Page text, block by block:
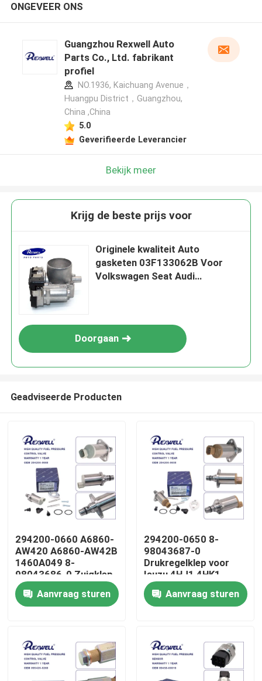
Huis
Producten
Video's
ONGEVEER ONS
Guangzhou Rexwell Auto
Parts Co., Ltd. fabrikant
profiel
NO.1936, Kaichuang Avenue，
Huangpu District，Guangzhou,
China ,China
5.0
Geverifieerde Leverancier
Bekijk meer
Krijg de beste prijs voor
Originele kwaliteit Auto
gasketen 03F133062B Voor
Volkswagen Seat Audi
Doorgaan
Geadviseerde Producten
294200-0660 A6860-
AW420 A6860-AW42B
1460A049 8-
98043686-0 Zuigklep
voor Nissan Almera
Navara NP300 X-Trail
Primera Mitsubishi
Aanvraag sturen
294200-0650 8-
98043687-0
Drukregelklep voor
Isuzu 4HJ1 4HK1
6HK1
Aanvraag sturen